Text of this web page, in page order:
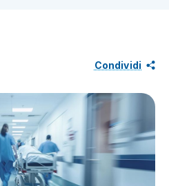
Condividi